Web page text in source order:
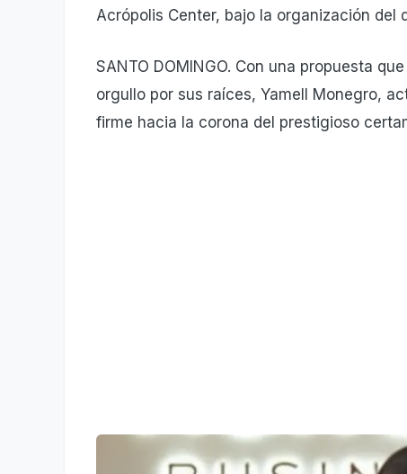
Acrópolis Center, bajo la organización
SANTO DOMINGO. Con una propuesta
orgullo por sus raíces, Yamell Monegro,
firme hacia la corona del prestigioso